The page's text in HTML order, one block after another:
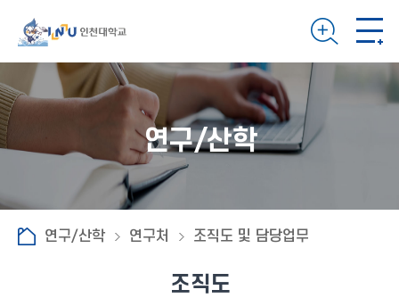
연구/산학
연구/산학 연구처 조직도 및 담당업무
조직도